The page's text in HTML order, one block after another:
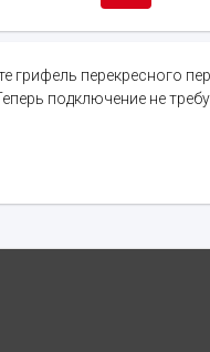
перекресного
подключение не